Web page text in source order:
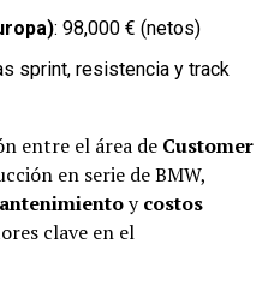
: 98,000 € (netos)
sprint, resistencia y track
entre el área de Customer
en serie de BMW,
ycostos
clave en el